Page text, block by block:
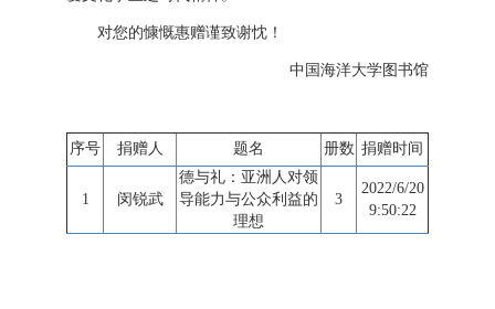
对您的慷慨惠赠谨致谢忱！
中国海洋大学图书馆
序号 捐赠人 题名 册数 捐赠时间
1 闵锐武
德与礼：亚洲人对领
导能力与公众利益的
理想
3
2022/6/20
9:50:22